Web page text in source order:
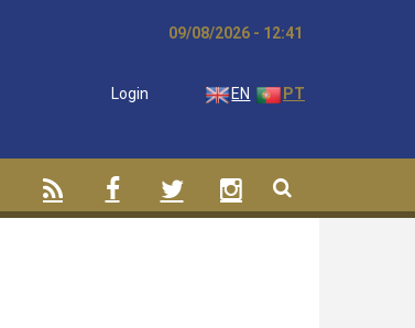
09/08/2026 - 12:41
Login EN PT